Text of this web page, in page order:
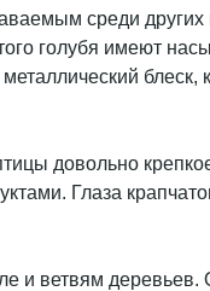
среди
голубя имеют
довольно
Глаза
и ветвям